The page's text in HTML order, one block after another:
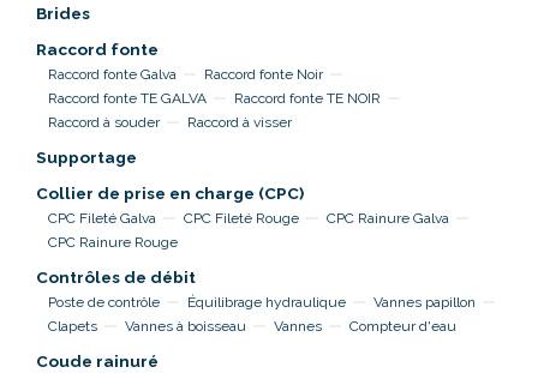
Brides
Raccord fonte
Raccord fonte Galva
Raccord fonte Noir
Raccord fonte TE GALVA
Raccord fonte TE NOIR
Raccord à souder
Raccord à visser
Supportage
Collier de prise en charge (CPC)
CPC Fileté Galva CPC Fileté Rouge
CPC Rainure Galva
CPC Rainure Rouge
Contrôles de débit
Poste de contrôle Équilibrage hydraulique
Vannes papillon
Clapets
Vannes à boisseau Vannes Compteur d'eau
Coude rainuré